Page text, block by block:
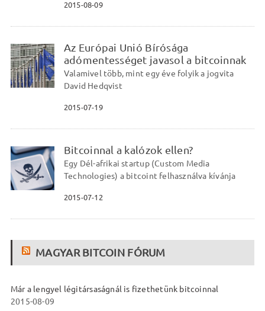
2015-08-09
Az Európai Unió Bírósága
adómentességet javasol a bitcoinnak
Valamivel több, mint egy éve folyik a jogvita
David Hedqvist
2015-07-19
Bitcoinnal a kalózok ellen?
Egy Dél-afrikai startup (Custom Media
Technologies) a bitcoint felhasználva kívánja
2015-07-12
MAGYAR BITCOIN FÓRUM
Már a lengyel légitársaságnál is fizethetünk bitcoinnal
2015-08-09